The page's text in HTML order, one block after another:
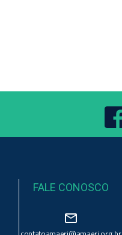
FALE CONOSCO
mail_outline